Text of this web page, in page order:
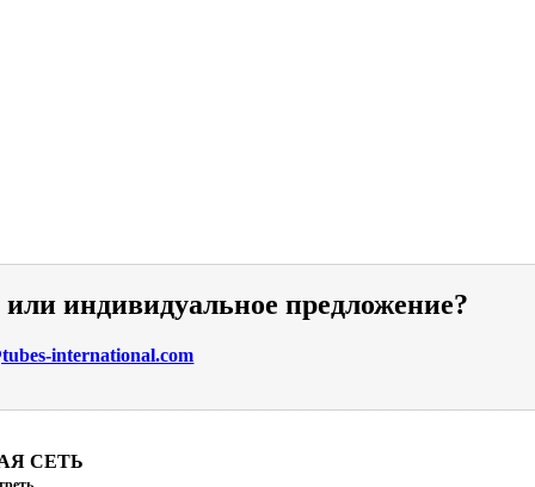
индивидуальное предложение?
international.com
СЕТЬ